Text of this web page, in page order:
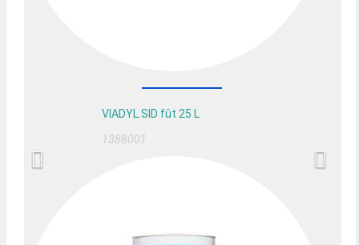
VIADYL.SID fût 25 L
1388001